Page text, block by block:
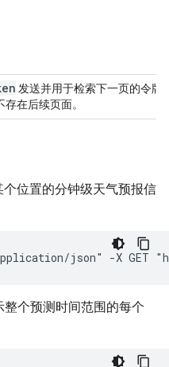
发送并用于检索下一页的令牌
在后续页面。
位置的分钟级天气预报信
json" -X GET
整个预测时间范围的每个